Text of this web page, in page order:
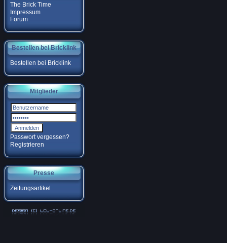
The Brick Time
Impressum
Forum
Bestellen bei Bricklink
Bestellen bei Bricklink
Mitglieder
Passwort vergessen?
Registrieren
Presse
Zeitungsartikel